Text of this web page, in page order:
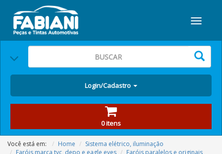
Login/Cadastro
0 itens
Você está em: Home
Sistema elétrico, iluminação
Faróis marca tyc, depo e eagle eyes
Faróis paralelos e originais